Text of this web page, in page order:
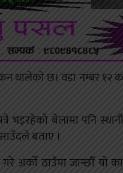
थालेको छ। वडा नम्बर १२
भइरहेको बेलामा पनि
बताए ।
अर्को ठाउँमा जान्छौँ यो